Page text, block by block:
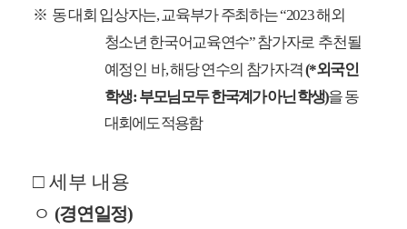
※ 동 대회 입상자는, 교육부가 주최하는“2023해외
청소년 한국어교육연수”참가자로 추천될
예정인 바,해당 연수의 참가자격(*외국인
학생: 부모님 모두 한국계가 아닌 학생)을 동
대회에도 적용함
□ 세부 내용
ㅇ (경연일정)